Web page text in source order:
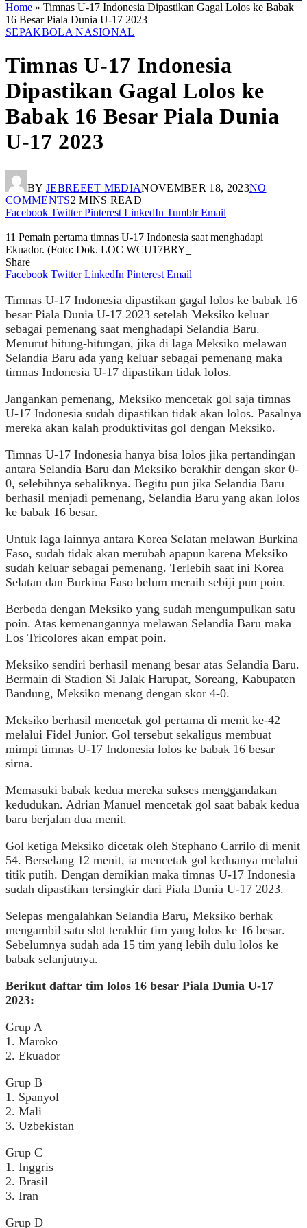
Home » Timnas U-17 Indonesia Dipastikan Gagal Lolos ke Babak
16 Besar Piala Dunia U-17 2023
SEPAKBOLA NASIONAL
Timnas U-17 Indonesia
Dipastikan Gagal Lolos ke
Babak 16 Besar Piala Dunia
U-17 2023
BY JEBREEET MEDIANOVEMBER 18, 2023NO
COMMENTS2 MINS READ
Facebook Twitter Pinterest LinkedIn Tumblr Email
11 Pemain pertama timnas U-17 Indonesia saat menghadapi
Ekuador. (Foto: Dok. LOC WCU17BRY_
Share
Facebook Twitter LinkedIn Pinterest Email
Timnas U-17 Indonesia dipastikan gagal lolos ke babak 16
besar Piala Dunia U-17 2023 setelah Meksiko keluar
sebagai pemenang saat menghadapi Selandia Baru.
Menurut hitung-hitungan, jika di laga Meksiko melawan
Selandia Baru ada yang keluar sebagai pemenang maka
timnas Indonesia U-17 dipastikan tidak lolos.
Jangankan pemenang, Meksiko mencetak gol saja timnas
U-17 Indonesia sudah dipastikan tidak akan lolos. Pasalnya
mereka akan kalah produktivitas gol dengan Meksiko.
Timnas U-17 Indonesia hanya bisa lolos jika pertandingan
antara Selandia Baru dan Meksiko berakhir dengan skor 0-
0, selebihnya sebaliknya. Begitu pun jika Selandia Baru
berhasil menjadi pemenang, Selandia Baru yang akan lolos
ke babak 16 besar.
Untuk laga lainnya antara Korea Selatan melawan Burkina
Faso, sudah tidak akan merubah apapun karena Meksiko
sudah keluar sebagai pemenang. Terlebih saat ini Korea
Selatan dan Burkina Faso belum meraih sebiji pun poin.
Berbeda dengan Meksiko yang sudah mengumpulkan satu
poin. Atas kemenangannya melawan Selandia Baru maka
Los Tricolores akan empat poin.
Meksiko sendiri berhasil menang besar atas Selandia Baru.
Bermain di Stadion Si Jalak Harupat, Soreang, Kabupaten
Bandung, Meksiko menang dengan skor 4-0.
Meksiko berhasil mencetak gol pertama di menit ke-42
melalui Fidel Junior. Gol tersebut sekaligus membuat
mimpi timnas U-17 Indonesia lolos ke babak 16 besar
sirna.
Memasuki babak kedua mereka sukses menggandakan
kedudukan. Adrian Manuel mencetak gol saat babak kedua
baru berjalan dua menit.
Gol ketiga Meksiko dicetak oleh Stephano Carrilo di menit
54. Berselang 12 menit, ia mencetak gol keduanya melalui
titik putih. Dengan demikian maka timnas U-17 Indonesia
sudah dipastikan tersingkir dari Piala Dunia U-17 2023.
Selepas mengalahkan Selandia Baru, Meksiko berhak
mengambil satu slot terakhir tim yang lolos ke 16 besar.
Sebelumnya sudah ada 15 tim yang lebih dulu lolos ke
babak selanjutnya.
Berikut daftar tim lolos 16 besar Piala Dunia U-17
2023:
Grup A
1. Maroko
2. Ekuador
Grup B
1. Spanyol
2. Mali
3. Uzbekistan
Grup C
1. Inggris
2. Brasil
3. Iran
Grup D